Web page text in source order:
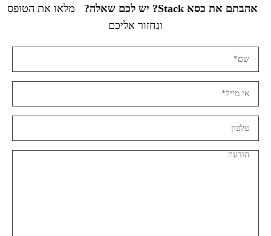
אהבתם את כסא Stack? יש לכם שאלה?
מלאו את הטופס
ונחזור אליכם